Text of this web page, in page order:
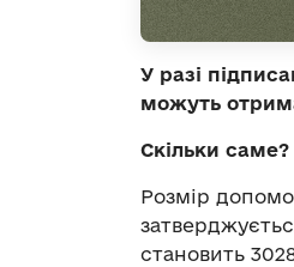
У разі
можуть
Скільки
Розмір
становить